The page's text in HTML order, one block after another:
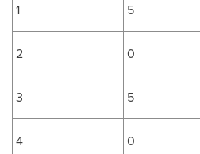
1 5
2 0
3 5
4 0